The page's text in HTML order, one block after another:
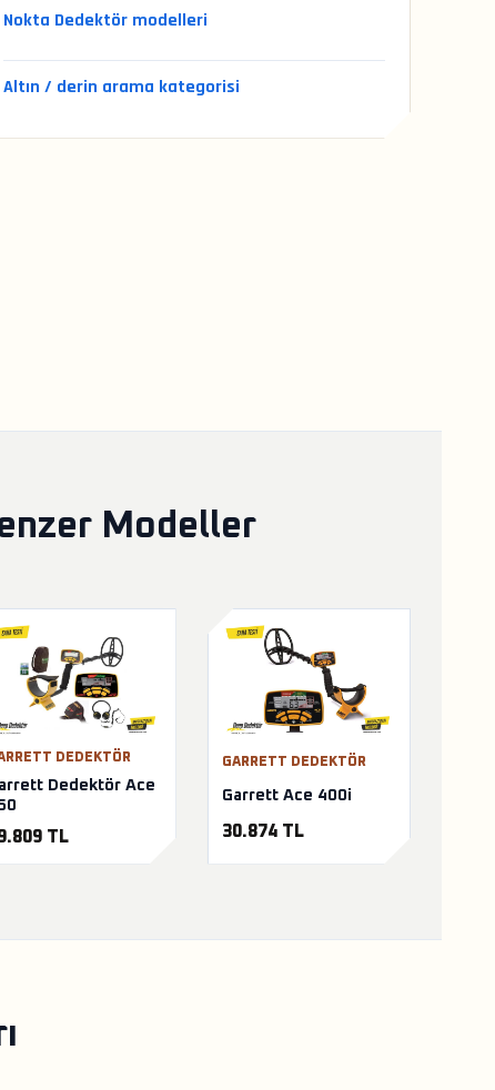
Nokta Dedektör modelleri
Altın / derin arama kategorisi
Modeller
DEDEKTÖR
Dedektör Ace
TL
GARRETT DEDEKTÖR
Garrett Ace 400i
30.874 TL